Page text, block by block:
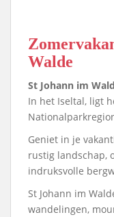
Walde
St Johann im
In het Iseltal, ligt
Geniet in je
rustig landschap,
indruksvolle
St Johann im
wandelingen,